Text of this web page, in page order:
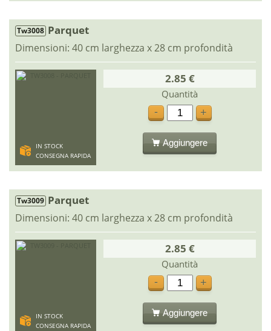
Tw3008 Parquet
Dimensioni: 40 cm larghezza x 28 cm profondità
IN STOCK
CONSEGNA RAPIDA
2.85 €
Quantità
-
+
Aggiungere
Tw3009 Parquet
Dimensioni: 40 cm larghezza x 28 cm profondità
IN STOCK
CONSEGNA RAPIDA
2.85 €
Quantità
-
+
Aggiungere